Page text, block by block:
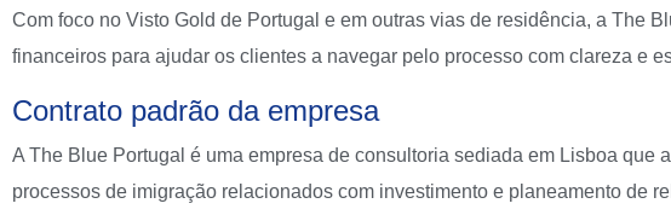
Com foco no Visto Gold de Portugal e em outras vias de residência, a The
financeiros para ajudar os clientes a navegar pelo processo com clareza e
Contrato padrão da empresa
A The Blue Portugal é uma empresa de consultoria sediada em Lisboa
processos de imigração relacionados com investimento e planeamento de